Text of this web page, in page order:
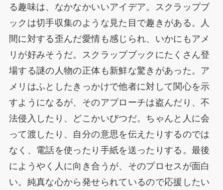
る趣味は、なかなかいいアイデア。スクラップブ
ックは切手収集のような見た目で趣きがある。人
間に対する歪んだ愛情も感じられ、いかにもアメ
リが好みそうだ。スクラップブックにたくさん登
場する謎の人物の正体も新鮮な驚きがあった。ア
メリはふとしたきっかけで他者に対して関心を示
すようになるが、そのアプローチは盗んだり、不
法侵入したり、どこかいびつだ。ちゃんと人に会
って渡したり、自分の意思を伝えたりするのでは
なく、電話を使ったり手紙を送ったりする。最後
にようやく人に向き合うが、そのプロセスが面白
い。純真な心から発せられているので応援したい